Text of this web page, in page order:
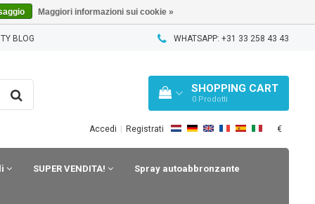
BLOG WHATSAPP: +31 33 258 43 43
SHOPPING CART
0 Prodotti
Accedi Registrati €
SUPER VENDITA! Spray autoabbronzante
Maggiori informazioni sui cookie »